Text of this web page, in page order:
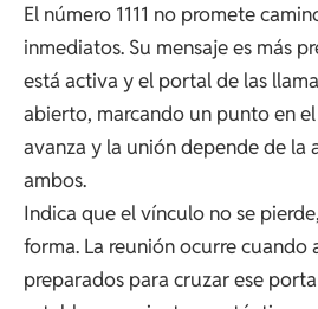
El número 1111 no promete
inmediatos. Su mensaje es más
está activa y el portal de las
abierto, marcando un punto en
avanza y la unión depende de la
ambos.
Indica que el vínculo no se
forma. La reunión ocurre cuando
preparados para cruzar ese